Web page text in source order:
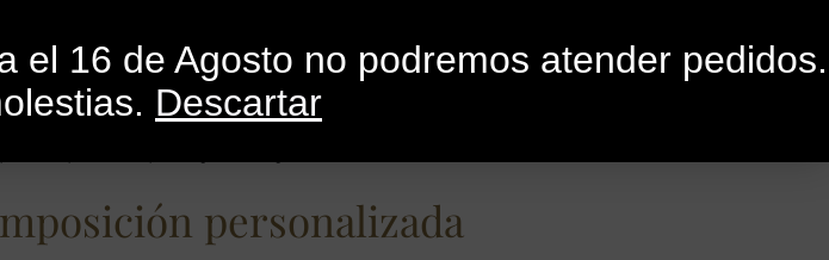
el 16 de Agosto no podremos atender pedidos.
Descartar
personalizada